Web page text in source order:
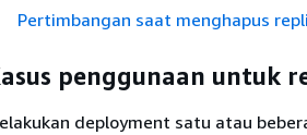
Pertimbangan saat menghapus
penggunaan untuk
deployment satu atau